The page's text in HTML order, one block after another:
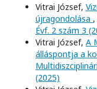
Vitrai József,
újragondolása ,
Évf. 2 szám 3
Vitrai József, A
álláspontja a
(2025)